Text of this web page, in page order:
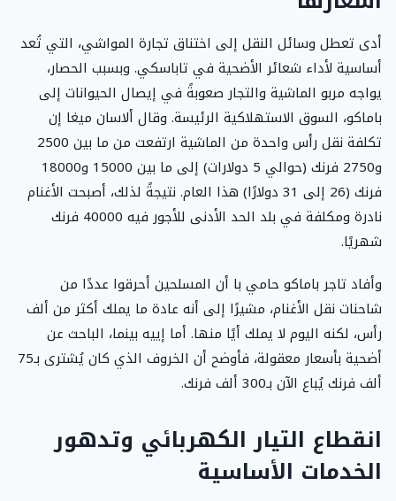
أدى تعطل وسائل النقل إلى اختناق تجارة المواشي، التي تُعد
أساسية لأداء شعائر الأضحية في تاباسكي. وبسبب الحصار،
يواجه مربو الماشية والتجار صعوبةً في إيصال الحيوانات إلى
باماكو، السوق الاستهلاكية الرئيسة. وقال ألاسان ميغا إن
تكلفة نقل رأس واحدة من الماشية ارتفعت من ما بين 2500
و2750 فرنك (حوالي 5 دولارات) إلى ما بين 15000 و18000
فرنك (26 إلى 31 دولارًا) هذا العام. نتيجةً لذلك، أصبحت الأغنام
نادرة ومكلفة في بلد الحد الأدنى للأجور فيه 40000 فرنك
شهريًا.
وأفاد تاجر باماكو حامي با أن المسلحين أحرقوا عددًا من
شاحنات نقل الأغنام، مشيرًا إلى أنه عادة ما يملك أكثر من ألف
رأس، لكنه اليوم لا يملك أيًا منها. أما إييه بينما، الباحث عن
أضحية بأسعار معقولة، فأوضح أن الخروف الذي كان يُشترى بـ75
ألف فرنك يُباع الآن بـ300 ألف فرنك.
انقطاع التيار الكهربائي وتدهور
الخدمات الأساسية